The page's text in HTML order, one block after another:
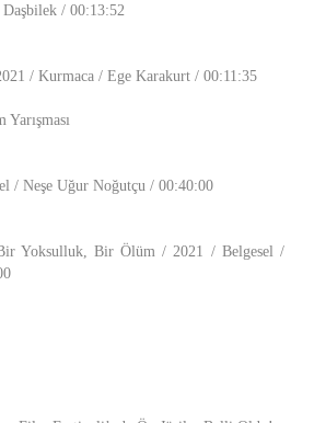
/ 00:13:52
/ Kurmaca / Ege Karakurt / 00:11:35
/ Neşe Uğur Noğutçu / 00:40:00
Yoksulluk, Bir Ölüm / 2021 / Belgesel /